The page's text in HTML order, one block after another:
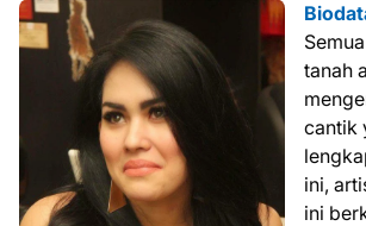
tanah
cantik
ini,
ini